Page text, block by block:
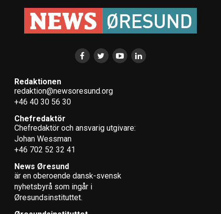
Redaktionen
redaktion@newsoresund.org
+46 40 30 56 30
Chefredaktör
Chefredaktör och ansvarig utgivare:
Johan Wessman
+46 702 52 32 41
News Øresund
är en oberoende dansk-svensk
nyhets­byrå som ingår i
Øresundsinstituttet.